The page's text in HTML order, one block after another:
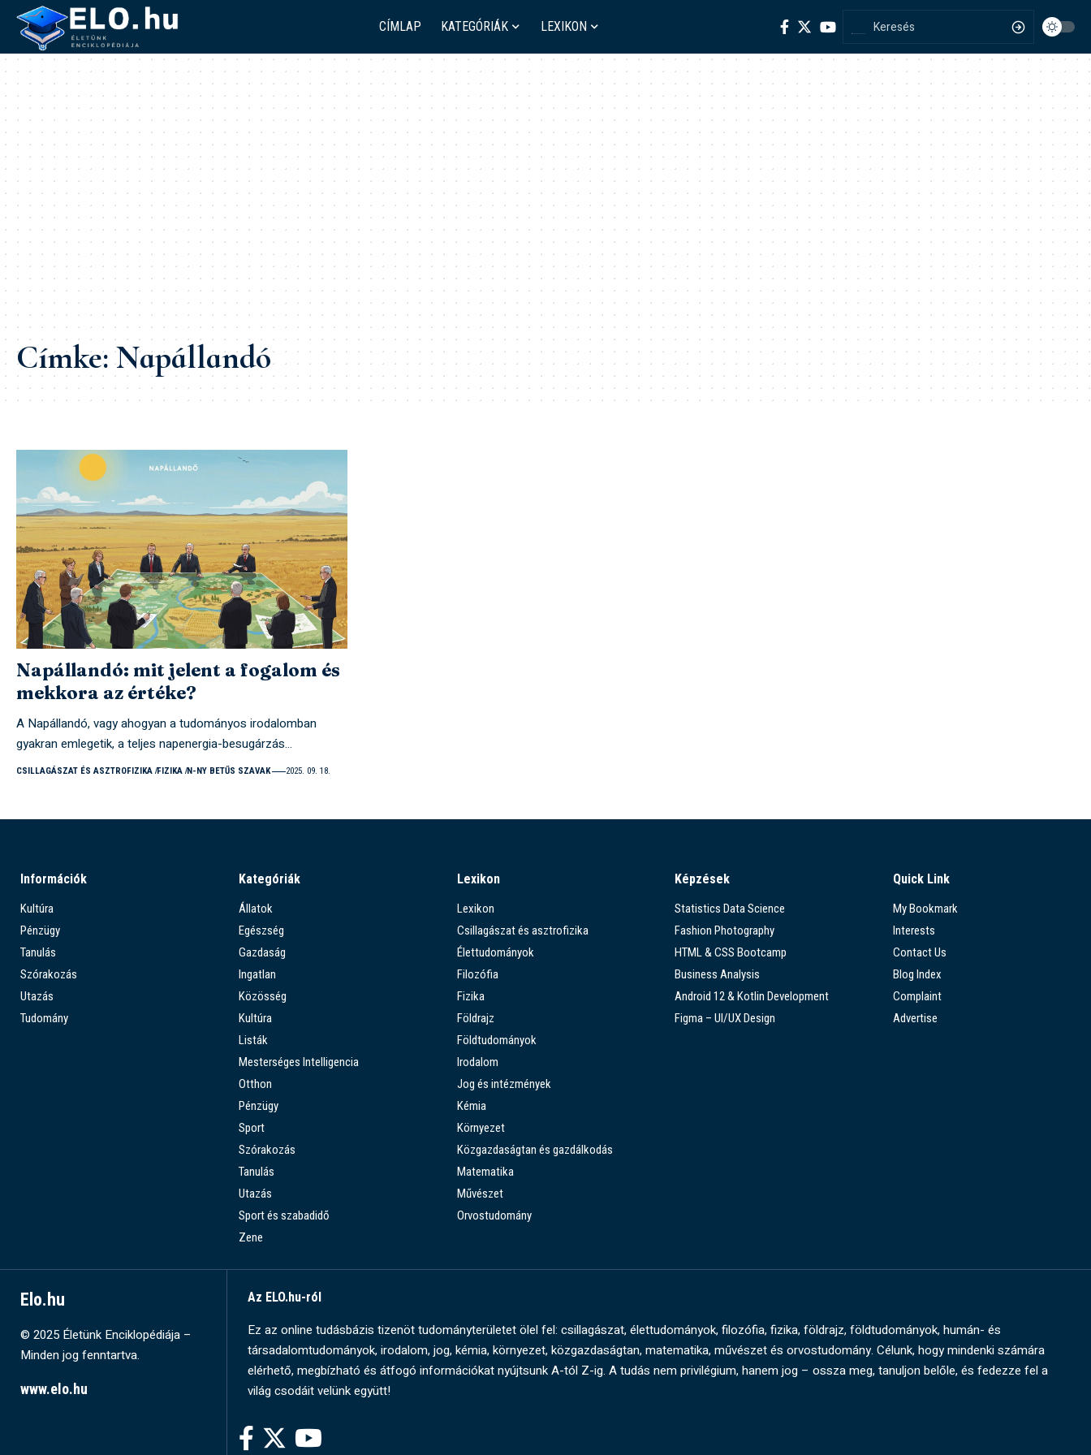
CÍMLAP KATEGÓRIÁK LEXIKON
Címke:Napállandó
Napállandó: mit jelent a fogalom és
mekkora az értéke?
A Napállandó, vagy ahogyan a tudományos irodalomban
gyakran emlegetik, a teljes napenergia-besugárzás…
CSILLAGÁSZAT ÉS ASZTROFIZIKA FIZIKA N-NY BETŰS SZAVAK 2025. 09. 18.
Információk
Kultúra
Pénzügy
Tanulás
Szórakozás
Utazás
Tudomány
Kategóriák
Állatok
Egészség
Gazdaság
Ingatlan
Közösség
Kultúra
Listák
Mesterséges Intelligencia
Otthon
Pénzügy
Sport
Szórakozás
Tanulás
Utazás
Sport és szabadidő
Zene
Lexikon
Lexikon
Csillagászat és asztrofizika
Élettudományok
Filozófia
Fizika
Földrajz
Földtudományok
Irodalom
Jog és intézmények
Kémia
Környezet
Közgazdaságtan és gazdálkodás
Matematika
Művészet
Orvostudomány
Képzések
Statistics Data Science
Fashion Photography
HTML & CSS Bootcamp
Business Analysis
Android 12 & Kotlin Development
Figma – UI/UX Design
Quick Link
My Bookmark
Interests
Contact Us
Blog Index
Complaint
Advertise
Elo.hu
© 2025 Életünk Enciklopédiája –
Minden jog fenntartva.
www.elo.hu
Az ELO.hu-ról
Ez az online tudásbázis tizenöt tudományterületet ölel fel: csillagászat, élettudományok, filozófia, fizika, földrajz, földtudományok, humán- és
társadalomtudományok, irodalom, jog, kémia, környezet, közgazdaságtan, matematika, művészet és orvostudomány. Célunk, hogy mindenki számára
elérhető, megbízható és átfogó információkat nyújtsunk A-tól Z-ig. A tudás nem privilégium, hanem jog – ossza meg, tanuljon belőle, és fedezze fel a
világ csodáit velünk együtt!